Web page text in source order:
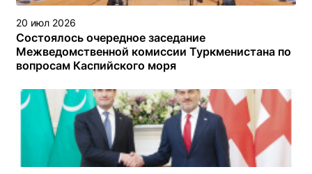
20 июл 2026
Состоялось очередное заседание
Межведомственной комиссии Туркменистана по
вопросам Каспийского моря